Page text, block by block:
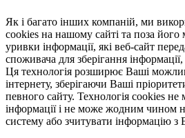
Як і багато інших компаній, ми
cookies на нашому сайті та поза
уривки інформації, які веб-сайт
споживача для зберігання
Ця технологія розширює Ваші
інтернету, зберігаючи Ваші
певного сайту. Технологія cookies не
інформації і не може жодним чином
систему або зчитувати інформацію